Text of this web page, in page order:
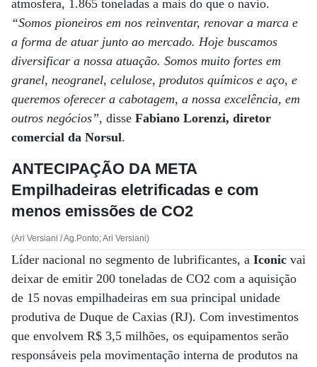
atmosfera, 1.865 toneladas a mais do que o navio.
“Somos pioneiros em nos reinventar, renovar a marca e
a forma de atuar junto ao mercado. Hoje buscamos
diversificar a nossa atuação. Somos muito fortes em
granel, neogranel, celulose, produtos químicos e aço, e
queremos oferecer a cabotagem, a nossa excelência, em
outros negócios”, disse Fabiano Lorenzi, diretor
comercial da Norsul.
ANTECIPAÇÃO DA META
Empilhadeiras eletrificadas e com
menos emissões de CO2
(Ari Versiani / Ag.Ponto; Ari Versiani)
Líder nacional no segmento de lubrificantes, a Iconic vai
deixar de emitir 200 toneladas de CO2 com a aquisição
de 15 novas empilhadeiras em sua principal unidade
produtiva de Duque de Caxias (RJ). Com investimentos
que envolvem R$ 3,5 milhões, os equipamentos serão
responsáveis pela movimentação interna de produtos na